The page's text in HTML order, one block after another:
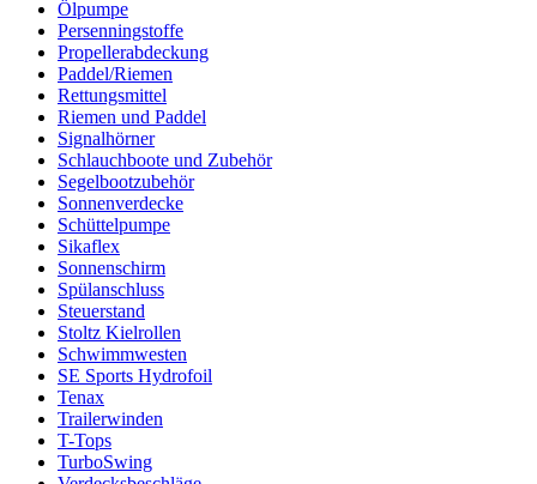
Ölpumpe
Persenningstoffe
Propellerabdeckung
Paddel/Riemen
Rettungsmittel
Riemen und Paddel
Signalhörner
Schlauchboote und Zubehör
Segelbootzubehör
Sonnenverdecke
Schüttelpumpe
Sikaflex
Sonnenschirm
Spülanschluss
Steuerstand
Stoltz Kielrollen
Schwimmwesten
SE Sports Hydrofoil
Tenax
Trailerwinden
T-Tops
TurboSwing